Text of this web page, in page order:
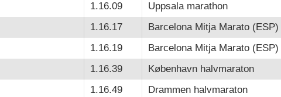
1.16.09 Uppsala marathon
1.16.17 Barcelona Mitja Marato (ESP)
1.16.19 Barcelona Mitja Marato (ESP)
1.16.39 København halvmaraton
1.16.49 Drammen halvmaraton